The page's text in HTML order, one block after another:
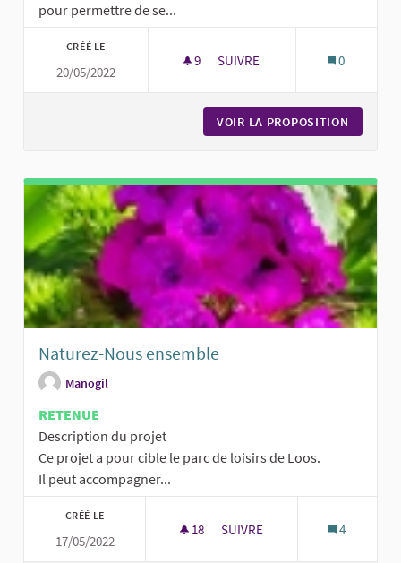
pour permettre de se...
CRÉÉ LE
20/05/2022
9 9 ABONNÉS
SUIVRE 0
VOIR LA PROPOSITION
Naturez-Nous ensemble
Manogil
RETENUE
Description du projet
Ce projet a pour cible le parc de loisirs de Loos.
Il peut accompagner...
CRÉÉ LE
17/05/2022
18 18 ABONNÉS
SUIVRE 4